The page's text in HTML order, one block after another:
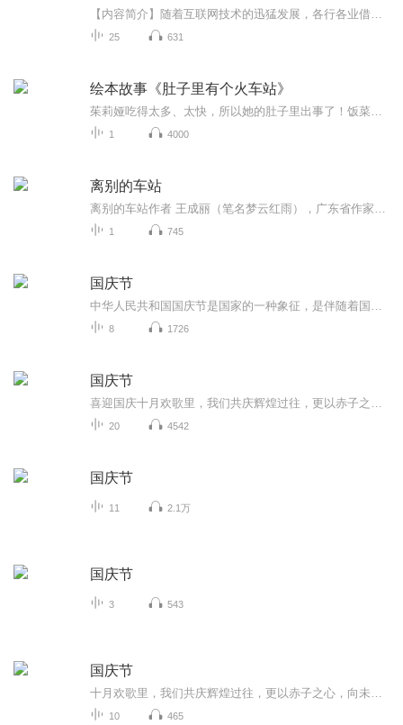
25 631
绘本故事《肚子里有个火车站》
1 4000
离别的车站
1 745
国庆节
8 1726
国庆节
20 4542
国庆节
11 2.1万
国庆节
3 543
国庆节
10 465